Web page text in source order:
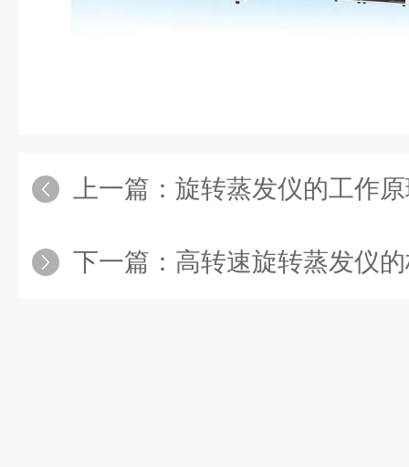
上一篇： 旋转蒸发仪的工作原理：真
下一篇： 高转速旋转蒸发仪的核心原